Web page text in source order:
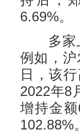
6.69%。
多家上
例如，
日，该
2022年8
增持金
102.88%。